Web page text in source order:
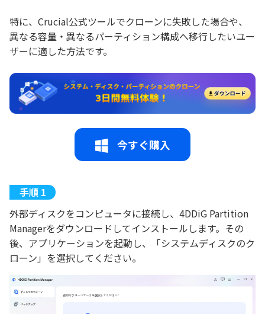
特に、Crucial公式ツールでクローンに失敗した場合や、
異なる容量・異なるパーティション構成へ移行したいユー
ザーに適した方法です。
今すぐ購入
外部ディスクをコンピュータに接続し、4DDiG Partition
Managerをダウンロードしてインストールします。その
後、アプリケーションを起動し、「システムディスクのク
ローン」を選択してください。